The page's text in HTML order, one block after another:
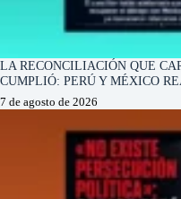
LA RECONCILIACIÓN QUE
CUMPLIÓ: PERÚ Y MÉXICO
7 de agosto de 2026